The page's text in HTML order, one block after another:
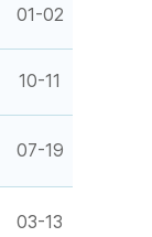
01-02
10-11
07-19
03-13